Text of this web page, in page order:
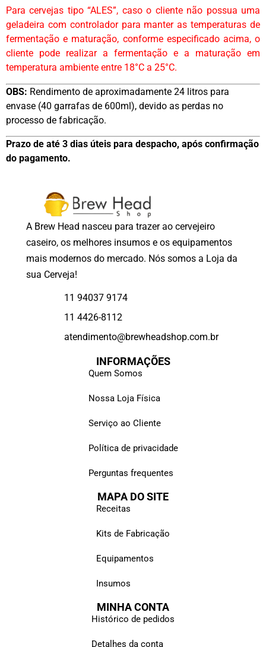
Para cervejas tipo “ALES”, caso o cliente não possua uma
geladeira com controlador para manter as temperaturas de
fermentação e maturação, conforme especificado acima, o
cliente pode realizar a fermentação e a maturação em
temperatura ambiente entre 18°C a 25°C.
OBS: Rendimento de aproximadamente 24 litros para
envase (40 garrafas de 600ml), devido as perdas no
processo de fabricação.
Prazo de até 3 dias úteis para despacho, após confirmação
do pagamento.
A Brew Head nasceu para trazer ao cervejeiro
caseiro, os melhores insumos e os equipamentos
mais modernos do mercado. Nós somos a Loja da
sua Cerveja!
11 94037 9174
11 4426-8112
atendimento@brewheadshop.com.br
INFORMAÇÕES
Quem Somos
Nossa Loja Física
Serviço ao Cliente
Política de privacidade
Perguntas frequentes
MAPA DO SITE
Receitas
Kits de Fabricação
Equipamentos
Insumos
MINHA CONTA
Histórico de pedidos
Detalhes da conta